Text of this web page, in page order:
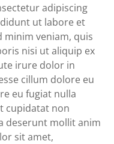
adipiscing
ut labore et
minim veniam, quis
nisi ut aliquip ex
irure dolor in
cillum dolore eu
eu fugiat nulla
cupidatat non
deserunt mollit anim
sit amet,